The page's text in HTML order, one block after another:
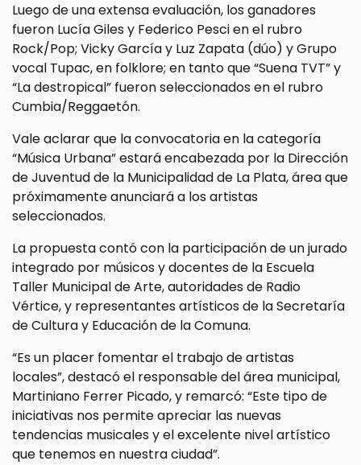
Luego de una extensa evaluación, los ganadores
fueron Lucía Giles y Federico Pesci en el rubro
Rock/Pop; Vicky García y Luz Zapata (dúo) y Grupo
vocal Tupac, en folklore; en tanto que “Suena TVT” y
“La destropical” fueron seleccionados en el rubro
Cumbia/Reggaetón.
Vale aclarar que la convocatoria en la categoría
“Música Urbana” estará encabezada por la Dirección
de Juventud de la Municipalidad de La Plata, área que
próximamente anunciará a los artistas
seleccionados.
La propuesta contó con la participación de un jurado
integrado por músicos y docentes de la Escuela
Taller Municipal de Arte, autoridades de Radio
Vértice, y representantes artísticos de la Secretaría
de Cultura y Educación de la Comuna.
“Es un placer fomentar el trabajo de artistas
locales”, destacó el responsable del área municipal,
Martiniano Ferrer Picado, y remarcó: “Este tipo de
iniciativas nos permite apreciar las nuevas
tendencias musicales y el excelente nivel artístico
que tenemos en nuestra ciudad”.